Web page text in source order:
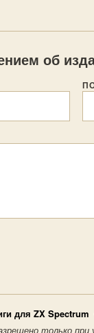
об
для ZX Spectrum
только при